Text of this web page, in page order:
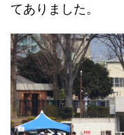
てありました。